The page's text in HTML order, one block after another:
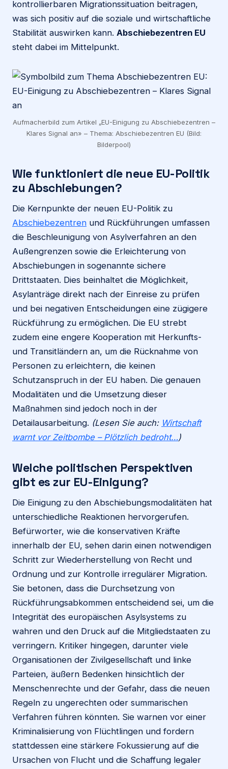
kontrollierbaren Migrationssituation beitragen,
was sich positiv auf die soziale und wirtschaftliche
Stabilität auswirken kann. Abschiebezentren EU
steht dabei im Mittelpunkt.
Aufmacherbild zum Artikel „EU-Einigung zu Abschiebezentren –
Klares Signal an» – Thema: Abschiebezentren EU (Bild:
Bilderpool)
Wie funktioniert die neue EU-Politik
zu Abschiebungen?
Die Kernpunkte der neuen EU-Politik zu
Abschiebezentren und Rückführungen umfassen
die Beschleunigung von Asylverfahren an den
Außengrenzen sowie die Erleichterung von
Abschiebungen in sogenannte sichere
Drittstaaten. Dies beinhaltet die Möglichkeit,
Asylanträge direkt nach der Einreise zu prüfen
und bei negativen Entscheidungen eine zügigere
Rückführung zu ermöglichen. Die EU strebt
zudem eine engere Kooperation mit Herkunfts-
und Transitländern an, um die Rücknahme von
Personen zu erleichtern, die keinen
Schutzanspruch in der EU haben. Die genauen
Modalitäten und die Umsetzung dieser
Maßnahmen sind jedoch noch in der
Detailausarbeitung. (Lesen Sie auch: Wirtschaft
warnt vor Zeitbombe – Plötzlich bedroht…)
Welche politischen Perspektiven
gibt es zur EU-Einigung?
Die Einigung zu den Abschiebungsmodalitäten hat
unterschiedliche Reaktionen hervorgerufen.
Befürworter, wie die konservativen Kräfte
innerhalb der EU, sehen darin einen notwendigen
Schritt zur Wiederherstellung von Recht und
Ordnung und zur Kontrolle irregulärer Migration.
Sie betonen, dass die Durchsetzung von
Rückführungsabkommen entscheidend sei, um die
Integrität des europäischen Asylsystems zu
wahren und den Druck auf die Mitgliedstaaten zu
verringern. Kritiker hingegen, darunter viele
Organisationen der Zivilgesellschaft und linke
Parteien, äußern Bedenken hinsichtlich der
Menschenrechte und der Gefahr, dass die neuen
Regeln zu ungerechten oder summarischen
Verfahren führen könnten. Sie warnen vor einer
Kriminalisierung von Flüchtlingen und fordern
stattdessen eine stärkere Fokussierung auf die
Ursachen von Flucht und die Schaffung legaler